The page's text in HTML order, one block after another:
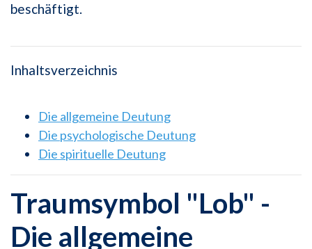
beschäftigt.
Inhaltsverzeichnis
Die allgemeine Deutung
Die psychologische Deutung
Die spirituelle Deutung
Traumsymbol "Lob" -
Die allgemeine